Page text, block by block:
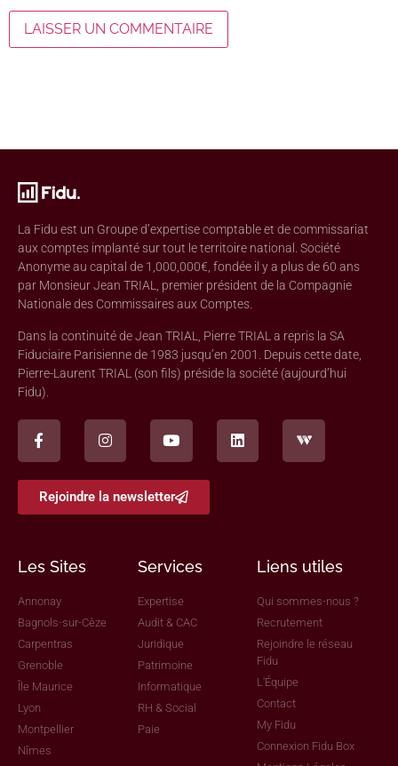
La Fidu est un Groupe d’expertise comptable et de commissariat
aux comptes implanté sur tout le territoire national. Société
Anonyme au capital de 1,000,000€, fondée il y a plus de 60 ans
par Monsieur Jean TRIAL, premier président de la Compagnie
Nationale des Commissaires aux Comptes.
Dans la continuité de Jean TRIAL, Pierre TRIAL a repris la SA
Fiduciaire Parisienne de 1983 jusqu’en 2001. Depuis cette date,
Pierre-Laurent TRIAL (son fils) préside la société (aujourd’hui
Fidu).
Rejoindre la newsletter
Les Sites
Annonay
Bagnols-sur-Cèze
Carpentras
Grenoble
Île Maurice
Lyon
Montpellier
Nîmes
Services
Expertise
Audit & CAC
Juridique
Patrimoine
Informatique
RH & Social
Paie
Liens utiles
Qui sommes-nous ?
Recrutement
Rejoindre le réseau
Fidu
L'Équipe
Contact
My Fidu
Connexion Fidu Box